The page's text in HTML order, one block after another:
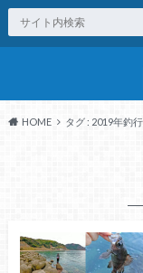
HOME タグ : 2019年釣